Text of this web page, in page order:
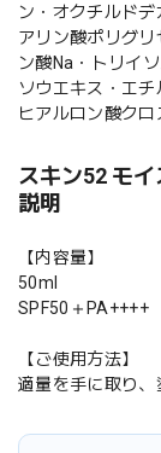
ン・オクチルド
アリン酸ポリグ
ン酸Na・トリイ
ソウエキス・エ
ヒアルロン酸ク
スキン52 モ
説明
【内容量】
50ml
SPF50＋PA++++
【ご使用方法】
適量を手に取り、